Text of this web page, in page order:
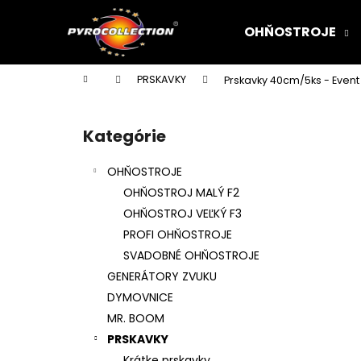
OHŇOSTROJE
Domov PRSKAVKY Prskavky 40cm/5ks - Event
Preskočiť
kategórie
Kategórie
OHŇOSTROJE
OHŇOSTROJ MALÝ F2
OHŇOSTROJ VEĽKÝ F3
PROFI OHŇOSTROJE
SVADOBNÉ OHŇOSTROJE
GENERÁTORY ZVUKU
DYMOVNICE
MR. BOOM
PRSKAVKY
í
Späť
do
Späť
do